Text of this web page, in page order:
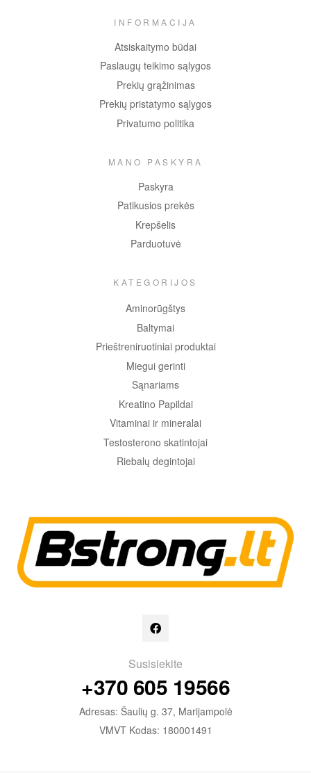
Susisiekite
+370 605 19566
Adresas: Šaulių g. 37, Marijampolė
VMVT Kodas: 180001491
INFORMACIJA
Atsiskaitymo būdai
Paslaugų teikimo sąlygos
Prekių grąžinimas
Prekių pristatymo sąlygos
Privatumo politika
MANO PASKYRA
Paskyra
Patikusios prekės
Krepšelis
Parduotuvė
KATEGORIJOS
Aminorūgštys
Baltymai
Prieštreniruotiniai produktai
Miegui gerinti
Sąnariams
Kreatino Papildai
Vitaminai ir mineralai
Testosterono skatintojai
Riebalų degintojai